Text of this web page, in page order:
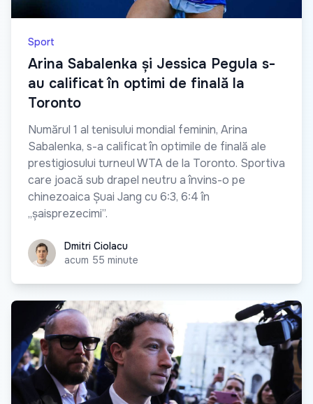
Sport
Arina Sabalenka și Jessica Pegula s-
au calificat în optimi de finală la
Toronto
Numărul 1 al tenisului mondial feminin, Arina
Sabalenka, s-a calificat în optimile de finală ale
prestigiosului turneul WTA de la Toronto. Sportiva
care joacă sub drapel neutru a învins-o pe
chinezoaica Șuai Jang cu 6:3, 6:4 în
„șaisprezecimi”.
Dmitri Ciolacu
Dmitri Ciolacu
acum 55 minute